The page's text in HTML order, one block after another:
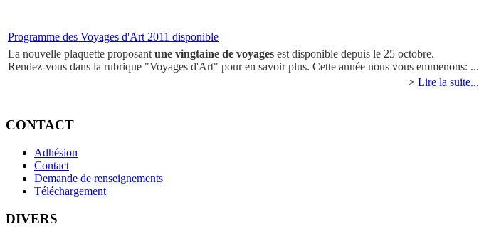
Programme des Voyages d'Art 2011 disponible
La nouvelle plaquette proposantune vingtaine de voyages est disponible depuis le 25 octobre.
Rendez-vous dans la rubrique "Voyages d'Art" pour en savoir plus. Cette année nous vous emmenons: ...
> Lire la suite...
CONTACT
Adhésion
Contact
Demande de renseignements
Téléchargement
DIVERS